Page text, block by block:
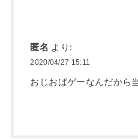
匿名 より:
2020/04/27 15:11
おじおばゲーなんだから